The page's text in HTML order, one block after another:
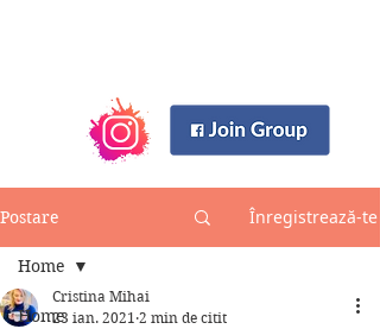
Postare Înregistrează-te
Home
Home
Cristina Mihai
23 ian. 2021 2 min de citit